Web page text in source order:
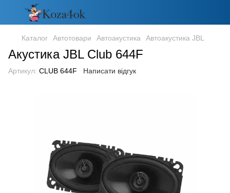
Каталог Автотовари Автоакустика Автоакустика JBL
Акустика JBL Club 644F
Артикул: CLUB 644F Написати відгук